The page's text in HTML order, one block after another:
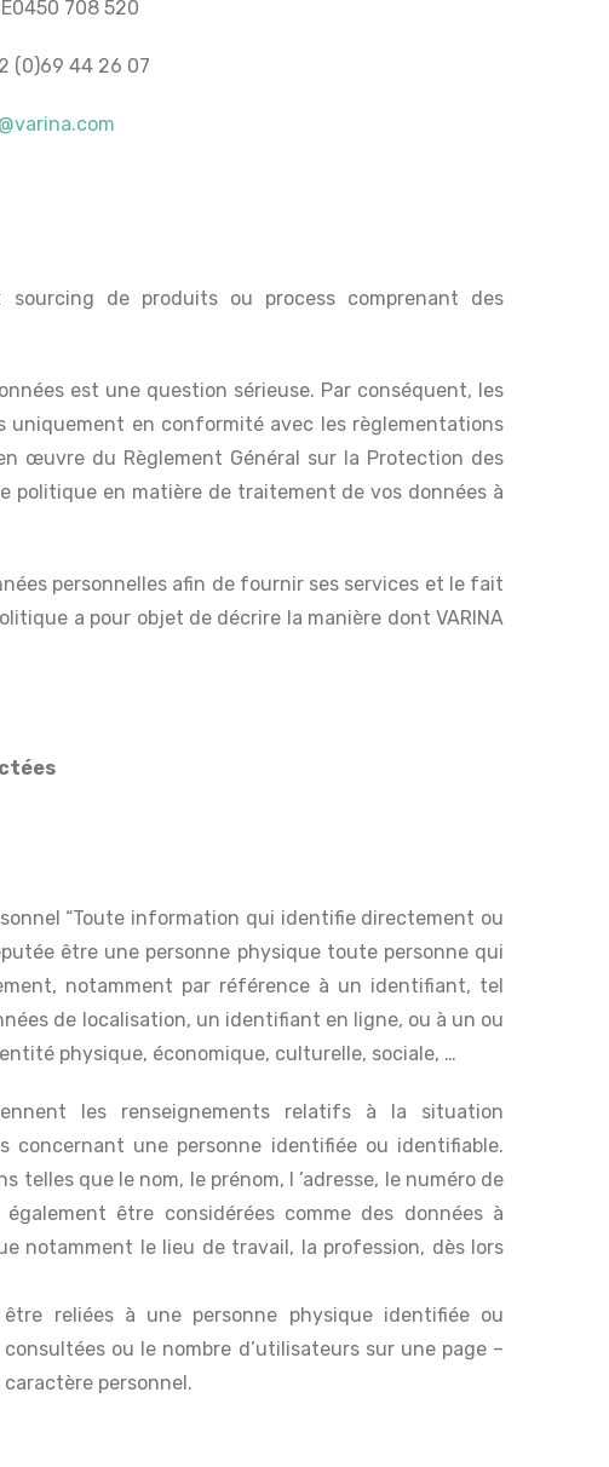
708 520
(0)69 44 26 07
sourcing de produits ou process comprenant des
est une question sérieuse. Par conséquent, les
uniquement en conformité avec les règlementations
œuvre du Règlement Général sur la Protection des
politique en matière de traitement de vos données à
personnelles afin de fournir ses services et le fait
a pour objet de décrire la manière dont VARINA
“Toute information qui identifie directement ou
être une personne physique toute personne qui
notamment par référence à un identifiant, tel
de localisation, un identifiant en ligne, ou à un ou
physique, économique, culturelle, sociale, …
les renseignements relatifs à la situation
concernant une personne identifiée ou identifiable.
telles que le nom, le prénom, l ’adresse, le numéro de
être considérées comme des données à
notamment le lieu de travail, la profession, dès lors
reliées à une personne physique identifiée ou
ou le nombre d’utilisateurs sur une page –
personnel.